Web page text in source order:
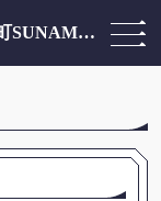
マロリーポークステーキ 南砂町SUNAMO店